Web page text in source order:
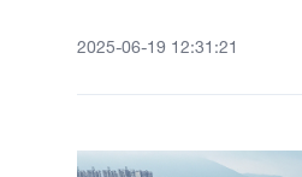
2025-06-19 12:31:21